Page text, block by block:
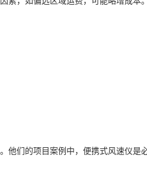
他们的项目案例中，便携式风速仪是